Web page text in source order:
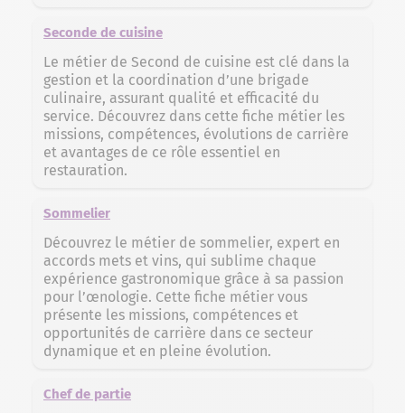
Seconde de cuisine
Le métier de Second de cuisine est clé dans la
gestion et la coordination d’une brigade
culinaire, assurant qualité et efficacité du
service. Découvrez dans cette fiche métier les
missions, compétences, évolutions de carrière
et avantages de ce rôle essentiel en
restauration.
Sommelier
Découvrez le métier de sommelier, expert en
accords mets et vins, qui sublime chaque
expérience gastronomique grâce à sa passion
pour l’œnologie. Cette fiche métier vous
présente les missions, compétences et
opportunités de carrière dans ce secteur
dynamique et en pleine évolution.
Chef de partie